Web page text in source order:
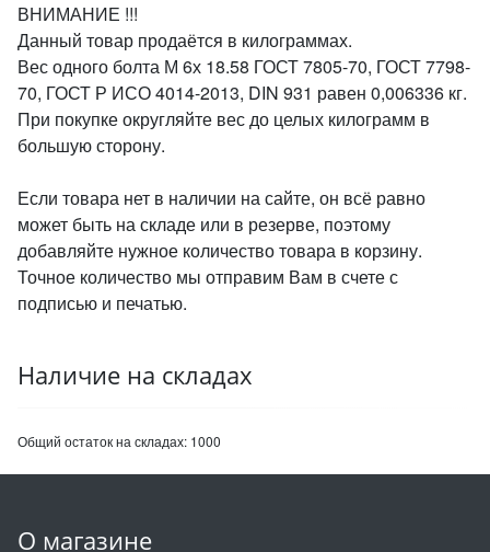
ВНИМАНИЕ !!!
Данный товар продаётся в килограммах.
Вес одного болта М 6х 18.58 ГОСТ 7805-70, ГОСТ 7798-
70, ГОСТ Р ИСО 4014-2013, DIN 931 равен 0,006336 кг.
При покупке округляйте вес до целых килограмм в
большую сторону.
Если товара нет в наличии на сайте, он всё равно
может быть на складе или в резерве, поэтому
добавляйте нужное количество товара в корзину.
Точное количество мы отправим Вам в счете с
подписью и печатью.
Наличие на складах
Общий остаток на складах: 1000
О магазине